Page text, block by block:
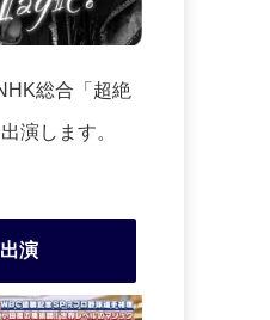
総合「超絶
演します。
演